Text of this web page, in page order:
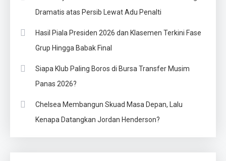
Dramatis atas Persib Lewat Adu Penalti
Hasil Piala Presiden 2026 dan Klasemen Terkini Fase
Grup Hingga Babak Final
Siapa Klub Paling Boros di Bursa Transfer Musim
Panas 2026?
Chelsea Membangun Skuad Masa Depan, Lalu
Kenapa Datangkan Jordan Henderson?